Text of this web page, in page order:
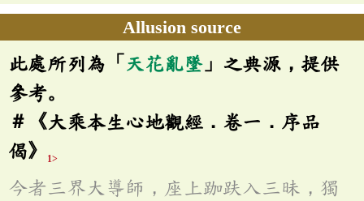
Allusion source
此處所列為「 天花亂墜 」之典源，提供
參考。
＃《大乘本生心地觀經．卷一．序品
偈》
1>
今者三界大導師，座上跏趺入三昧，獨